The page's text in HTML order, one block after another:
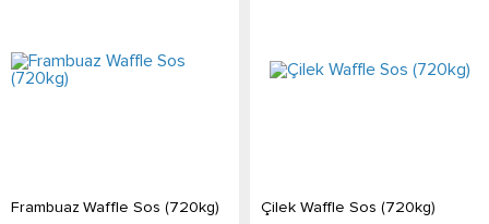
Frambuaz Waffle Sos (720kg) Çilek Waffle Sos (720kg)